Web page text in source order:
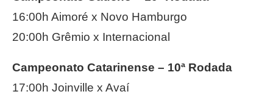
16:00h Aimoré x Novo Hamburgo
20:00h Grêmio x Internacional
Campeonato Catarinense – 10ª Rodada
17:00h Joinville x Avaí